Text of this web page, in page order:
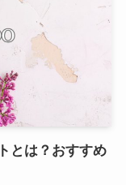
とは？おすすめ